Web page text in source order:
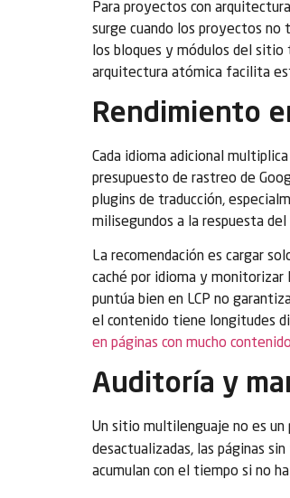
Para proyectos con
surge cuando los proyectos no
los bloques y módulos del sitio
arquitectura atómica facilita
Rendimiento
Cada idioma adicional
presupuesto de rastreo de
plugins de traducción,
milisegundos a la respuesta del
La recomendación es cargar
caché por idioma y monitorizar
puntúa bien en LCP no
el contenido tiene longitudes
en páginas con mucho contenido
Auditoría y
Un sitio multilenguaje no es un
desactualizadas, las páginas
acumulan con el tiempo si no